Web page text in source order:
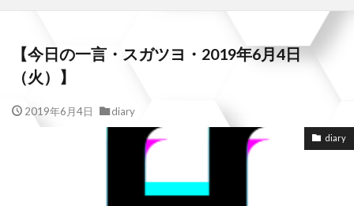
【今日の一言・スガツヨ・2019年6月4日
（火）】
2019年6月4日 diary
diary